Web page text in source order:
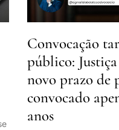
Convocação
público:
novo prazo de
convocado
anos